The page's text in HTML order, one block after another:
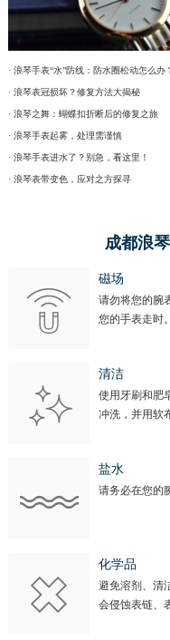
· 浪琴手表“水”防线：防水圈松动怎么办
· 浪琴表冠损坏？修复方法大揭秘
· 浪琴之舞：蝴蝶扣折断后的修复之旅
· 浪琴手表起雾，处理需谨慎
· 浪琴手表进水了？别急，看这里！
· 浪琴表带变色，应对之方探寻
成都浪
磁场
请勿将您的腕
您的手表走时。
清洁
使用牙刷和肥
冲洗，并用软
盐水
请务必在您的
化学品
避免溶剂、清
会侵蚀表链、